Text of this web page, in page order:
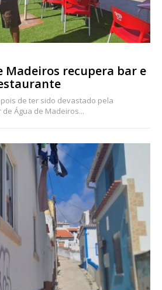
Madeiros recupera bar e
de ter sido devastado pela
Água de Madeiros...